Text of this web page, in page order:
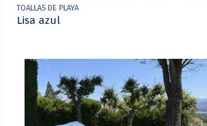
TOALLAS DE PLAYA
Lisa azul